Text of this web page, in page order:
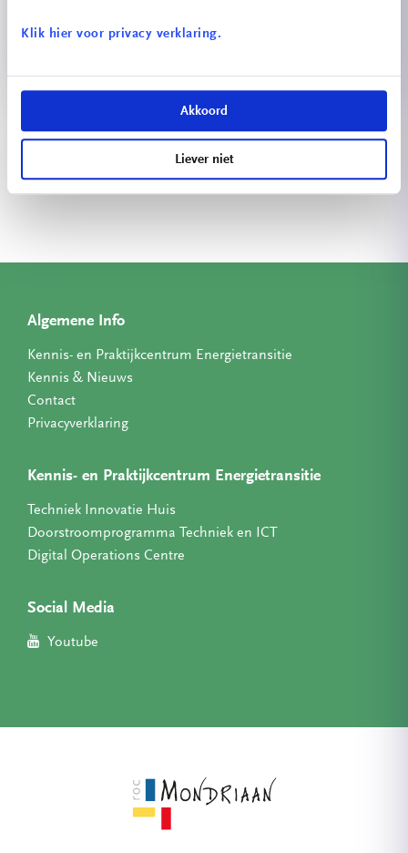
Klik hier voor privacy verklaring.
Akkoord
Liever niet
Energiescan
Bekijk meer projecten
Algemene Info
Kennis- en Praktijkcentrum Energietransitie
Kennis & Nieuws
Contact
Privacyverklaring
Kennis- en Praktijkcentrum Energietransitie
Techniek Innovatie Huis
Doorstroomprogramma Techniek en ICT
Digital Operations Centre
Social Media
Youtube